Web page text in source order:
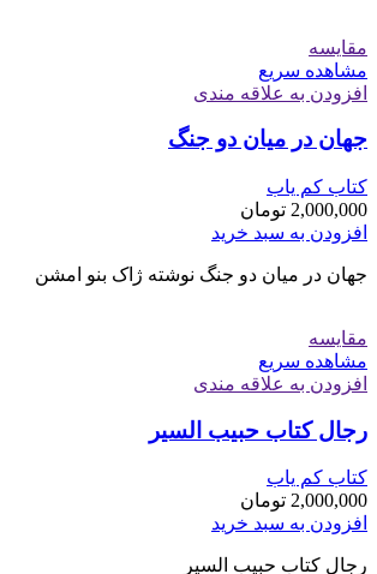
مقایسه
مشاهده سریع
افزودن به علاقه مندی
جهان در میان دو جنگ
کتاب کم یاب
2,000,000 تومان
افزودن به سبد خرید
جهان در میان دو جنگ نوشته ژاک بنو امشن
مقایسه
مشاهده سریع
افزودن به علاقه مندی
رجال کتاب حبیب السیر
کتاب کم یاب
2,000,000 تومان
افزودن به سبد خرید
رجال کتاب حبیب السیر